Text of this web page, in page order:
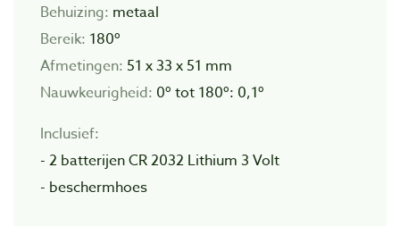
Behuizing: metaal
Bereik: 180º
Afmetingen: 51 x 33 x 51 mm
Nauwkeurigheid: 0º tot 180º: 0,1º
Inclusief:
- 2 batterijen CR 2032 Lithium 3 Volt
- beschermhoes